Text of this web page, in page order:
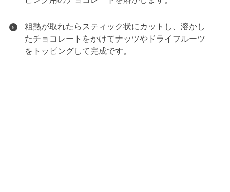
5
粗熱が取れたらスティック状にカットし、溶かし
たチョコレートをかけてナッツやドライフルーツ
をトッピングして完成です。